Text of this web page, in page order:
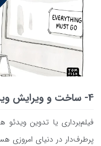
4- ساخت و ویرایش ویدئو
فیلم‌برداری یا تدوین
پرطرف‌دار در دنیای امروزی